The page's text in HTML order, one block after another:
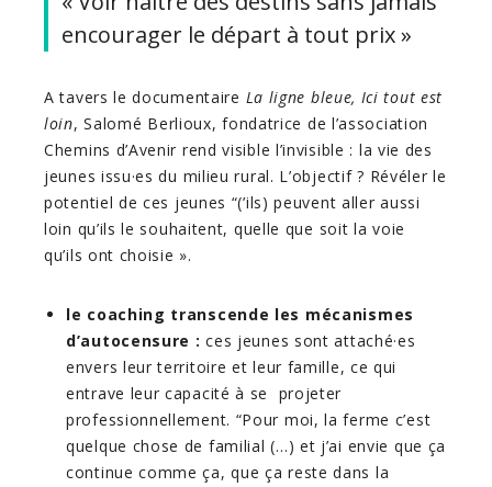
encourager le départ à tout prix »
A tavers le documentaire La ligne bleue, Ici tout est
loin, Salomé Berlioux, fondatrice de l’association
Chemins d’Avenir rend visible l’invisible : la vie des
jeunes issu·es du milieu rural. L’objectif ? Révéler le
potentiel de ces jeunes “(’ils) peuvent aller aussi
loin qu’ils le souhaitent, quelle que soit la voie
qu’ils ont choisie ».
le coaching transcende les mécanismes
d’autocensure :ces jeunes sont attaché·es
envers leur territoire et leur famille, ce qui
entrave leur capacité à se projeter
professionnellement. “Pour moi, la ferme c’est
quelque chose de familial (…) et j’ai envie que ça
continue comme ça, que ça reste dans la